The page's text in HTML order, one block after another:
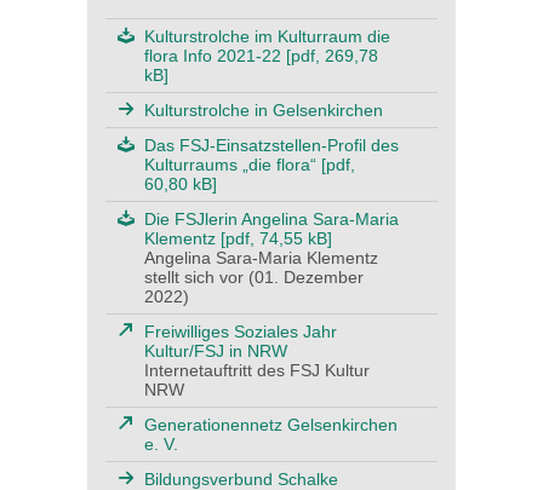
Kulturstrolche im Kulturraum die
flora Info 2021-22 [pdf, 269,78
kB]
Kulturstrolche in Gelsenkirchen
Das FSJ-Einsatzstellen-Profil des
Kulturraums „die flora“ [pdf,
60,80 kB]
Die FSJlerin Angelina Sara-Maria
Klementz [pdf, 74,55 kB]
Angelina Sara-Maria Klementz
stellt sich vor (01. Dezember
2022)
Freiwilliges Soziales Jahr
Kultur/FSJ in NRW
Internetauftritt des FSJ Kultur
NRW
Generationennetz Gelsenkirchen
e. V.
Bildungsverbund Schalke